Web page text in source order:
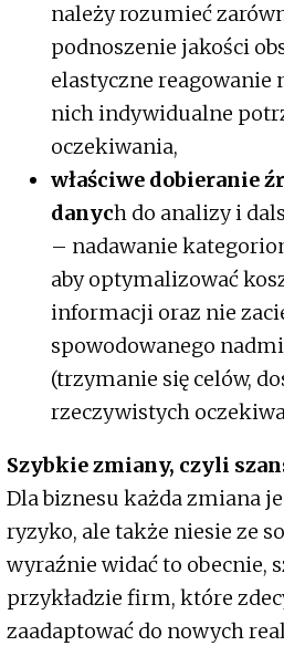
należy rozumieć
podnoszenie jakości
elastyczne reagowanie
nich indywidualne
oczekiwania,
właściwe dobieranie
danych do analizy i
– nadawanie
aby optymalizować
informacji oraz nie
spowodowanego
(trzymanie się celów,
rzeczywistych
Szybkie zmiany, czyli
Dla biznesu każda zmiana
ryzyko, ale także niesie ze
wyraźnie widać to obecnie,
przykładzie firm, które
zaadaptować do nowych